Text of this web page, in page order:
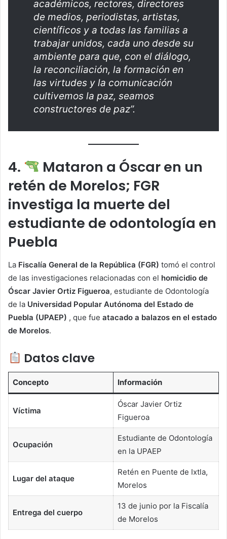
académicos, rectores, directores
de medios, periodistas, artistas,
científicos y a todas las familias a
trabajar unidos, cada uno desde su
ambiente para que, con el diálogo,
la reconciliación, la formación en
las virtudes y la comunicación
cultivemos la paz, seamos
constructores de paz”.
4.
Mataron a Óscar en un
retén de Morelos; FGR
investiga la muerte del
estudiante de odontología en
Puebla
La Fiscalía General de la República (FGR) tomó el control
de las investigaciones relacionadas con el homicidio de
Óscar Javier Ortiz Figueroa, estudiante de Odontología
de la Universidad Popular Autónoma del Estado de
Puebla (UPAEP) , que fue atacado a balazos en el estado
de Morelos.
Datos clave
Concepto Información
Víctima
Óscar Javier Ortiz
Figueroa
Ocupación
Estudiante de Odontología
en la UPAEP
Lugar del ataque
Retén en Puente de Ixtla,
Morelos
Entrega del cuerpo
13 de junio por la Fiscalía
de Morelos